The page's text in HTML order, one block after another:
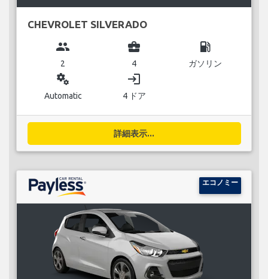
CHEVROLET SILVERADO
group
2
business_center
4
local_gas_station
ガソリン
miscellaneous_services
Automatic
login
4 ドア
詳細表示...
エコノミー